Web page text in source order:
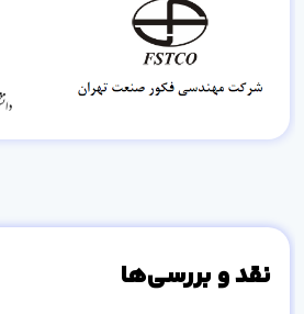
نقد و بررسی‌ها